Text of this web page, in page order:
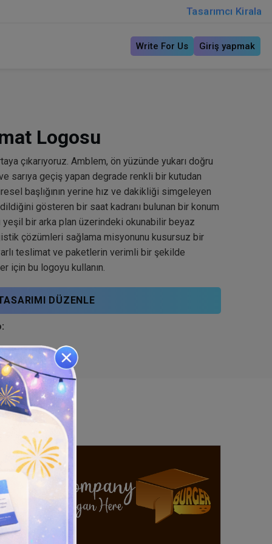
Tasarımcı Kirala
Write For Us Giriş yapmak
Logosu
çıkarıyoruz. Amblem, ön yüzünde yukarı doğru
sarıya geçiş yapan degrade renkli bir kutudan
başlığının yerine hız ve dakikliği simgeleyen
gösteren bir saat kadranı bulunan bir konum
bir arka plan üzerindeki okunabilir beyaz
çözümleri sağlama misyonunu kusursuz bir
teslimat ve paketlerin verimli bir şekilde
için bu logoyu kullanın.
DÜZENLE